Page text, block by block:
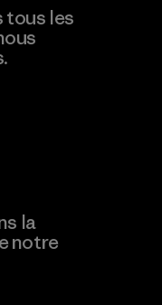
tous les
la
notre